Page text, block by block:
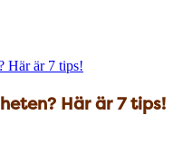
Här är 7 tips!
Här är 7 tips!